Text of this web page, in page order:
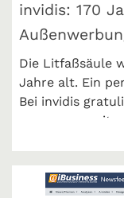
invidis: 170
Die Litfaßsäule
Jahre alt. Ein
Bei invidis
zusammen mit